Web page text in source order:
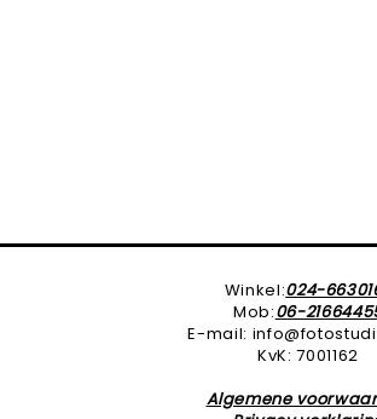
Winkel:024-
Mob:06-
E-mail:
KvK: 7001162
Algemene